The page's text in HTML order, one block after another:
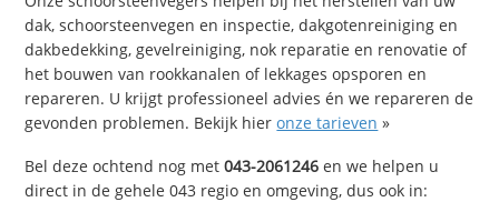
dak, schoorsteenvegen en inspectie, dakgotenreiniging en
dakbedekking, gevelreiniging, nok reparatie en renovatie of
het bouwen van rookkanalen of lekkages opsporen en
repareren. U krijgt professioneel advies én we repareren de
gevonden problemen. Bekijk hieronze tarieven »
Bel deze ochtend nog met043-2061246 en we helpen u
direct in de gehele 043 regio en omgeving, dus ook in: